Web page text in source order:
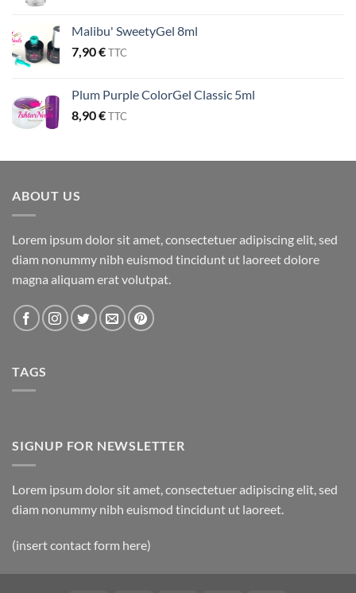
Malibu' SweetyGel 8ml
7,90€TTC
Plum Purple ColorGel Classic 5ml
8,90€TTC
ABOUT US
Lorem ipsum dolor sit amet, consectetuer adipiscing elit, sed
diam nonummy nibh euismod tincidunt ut laoreet dolore
magna aliquam erat volutpat.
TAGS
SIGNUP FOR NEWSLETTER
Lorem ipsum dolor sit amet, consectetuer adipiscing elit, sed
diam nonummy nibh euismod tincidunt ut laoreet.
(insert contact form here)